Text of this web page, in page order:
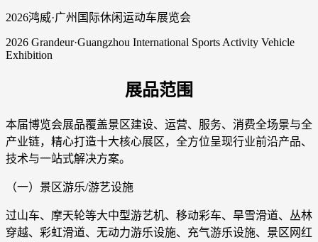
2026鸿威·广州国际休闲运动车展览会
2026 Grandeur·Guangzhou International Sports Activity Vehicle
Exhibition
展品范围
本届博览会展品覆盖景区建设、运营、服务、消费全场景与全
产业链，精心打造十大核心展区，全方位呈现行业前沿产品、
技术与一站式解决方案。
（一）景区游乐/游艺设施
过山车、摩天轮等大中型游艺机、移动彩车、旱雪滑道、丛林
穿越、彩虹滑道、无动力游乐设施、充气游乐设施、景区网红